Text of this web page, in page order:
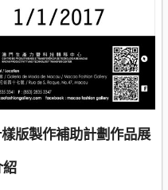
版製作補助計劃作品展
紹